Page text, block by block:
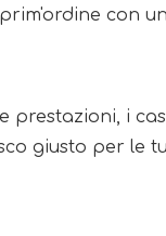
con
prestazioni, i
giusto per le